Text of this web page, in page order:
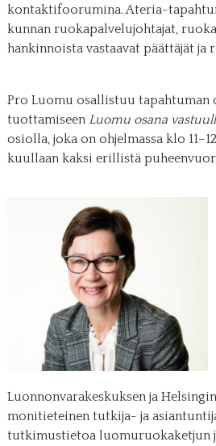
kontaktifoorumina. Ateria-
kunnan ruokapalvelujohtajat,
hankinnoista vastaavat päättäjät ja
Pro Luomu osallistuu tapahtuman
tuottamiseen Luomu osana
osiolla, joka on ohjelmassa klo
kuullaan kaksi erillistä
Luonnonvarakeskuksen ja
monitieteinen tutkija- ja
tutkimustietoa luomuruokaketjun